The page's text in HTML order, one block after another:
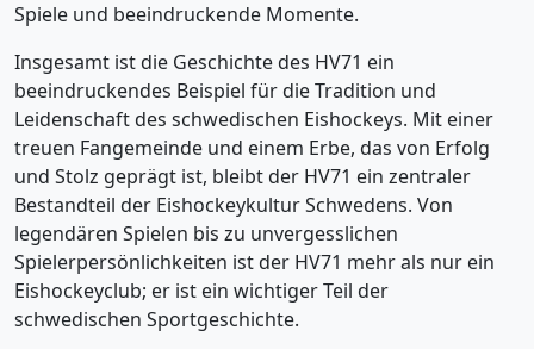
Spiele und beeindruckende Momente.
Insgesamt ist die Geschichte des HV71 ein
beeindruckendes Beispiel für die Tradition und
Leidenschaft des schwedischen Eishockeys. Mit einer
treuen Fangemeinde und einem Erbe, das von Erfolg
und Stolz geprägt ist, bleibt der HV71 ein zentraler
Bestandteil der Eishockeykultur Schwedens. Von
legendären Spielen bis zu unvergesslichen
Spielerpersönlichkeiten ist der HV71 mehr als nur ein
Eishockeyclub; er ist ein wichtiger Teil der
schwedischen Sportgeschichte.